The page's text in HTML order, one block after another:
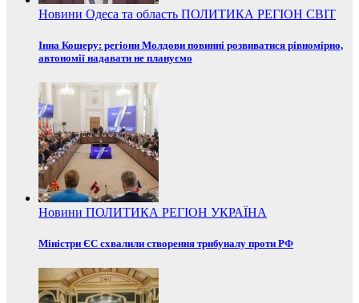
Новини Одеса та область ПОЛИТИКА РЕГІОН СВІТ
Інна Кошеру: регіони Молдови повинні розвиватися рівномірно,
автономії надавати не плануємо
Новини ПОЛИТИКА РЕГІОН УКРАЇНА
Міністри ЄС схвалили створення трибуналу проти РФ